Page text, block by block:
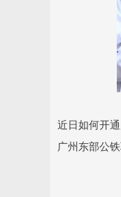
近日如何开
广州东部公